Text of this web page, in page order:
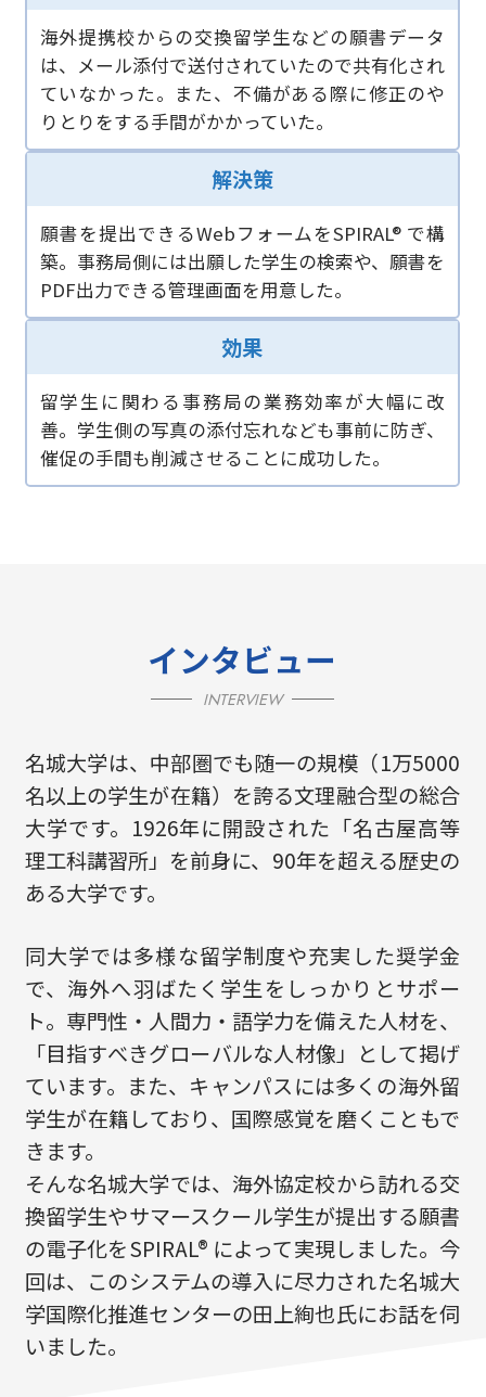
海外提携校からの交換留学生などの願書データ
は、メール添付で送付されていたので共有化され
ていなかった。また、不備がある際に修正のや
りとりをする手間がかかっていた。
解決策
願書を提出できるWebフォームをSPIRAL® で構
築。事務局側には出願した学生の検索や、願書を
PDF出力できる管理画面を用意した。
効果
留学生に関わる事務局の業務効率が大幅に改
善。学生側の写真の添付忘れなども事前に防ぎ、
催促の手間も削減させることに成功した。
インタビュー
INTERVIEW
名城大学は、中部圏でも随一の規模（1万5000
名以上の学生が在籍）を誇る文理融合型の総合
大学です。1926年に開設された「名古屋高等
理工科講習所」を前身に、90年を超える歴史の
ある大学です。
同大学では多様な留学制度や充実した奨学金
で、海外へ羽ばたく学生をしっかりとサポー
ト。専門性・人間力・語学力を備えた人材を、
「目指すべきグローバルな人材像」として掲げ
ています。また、キャンパスには多くの海外留
学生が在籍しており、国際感覚を磨くこともで
きます。
そんな名城大学では、海外協定校から訪れる交
換留学生やサマースクール学生が提出する願書
の電子化をSPIRAL® によって実現しました。今
回は、このシステムの導入に尽力された名城大
学国際化推進センターの田上絢也氏にお話を伺
いました。